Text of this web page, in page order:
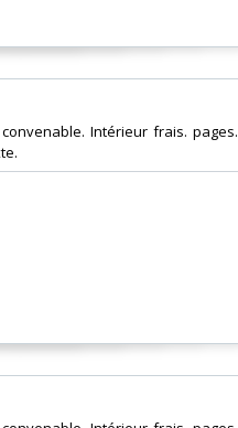
convenable. Intérieur frais. pages.